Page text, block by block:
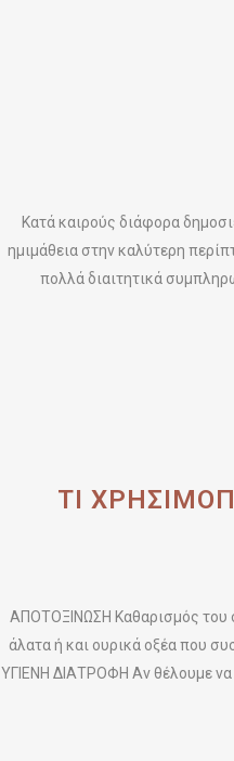
Κατά καιρούς διάφορα
ημιμάθεια στην καλύτερη
πολλά διαιτητικά
ΤΙ
ΑΠΟΤΟΞΙΝΩΣΗ Καθαρισμός του
άλατα ή και ουρικά οξέα που
ΥΓΙΕΝΗ ΔΙΑΤΡΟΦΗ Αν θέλουμε να